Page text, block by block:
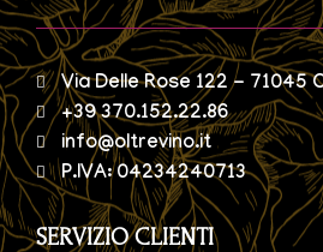
Via Delle Rose 122 - 71045
+39 370.152.22.86
info@oltrevino.it
P.IVA: 04234240713
SERVIZIO CLIENTI